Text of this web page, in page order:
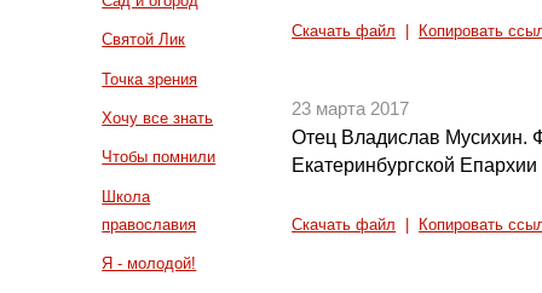
Святой Лик
Точка зрения
Хочу все знать
Чтобы помнили
Школа
православия
Я - молодой!
Скачать файл Копировать
23 марта 2017
Отец Владислав Мусихин.
Екатеринбургской Епархии
Скачать файл Копировать